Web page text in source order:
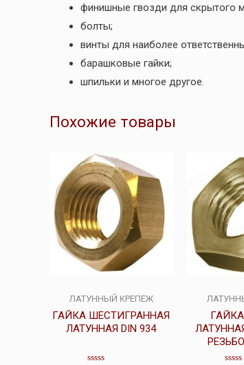
финишные гвозди для скрытого
болты;
винты для наиболее
барашковые гайки;
шпильки и многое другое.
Похожие товары
ЛАТУННЫЙ КРЕПЕЖ
ГАЙКА ШЕСТИГРАННАЯ
ЛАТУННАЯ DIN 934